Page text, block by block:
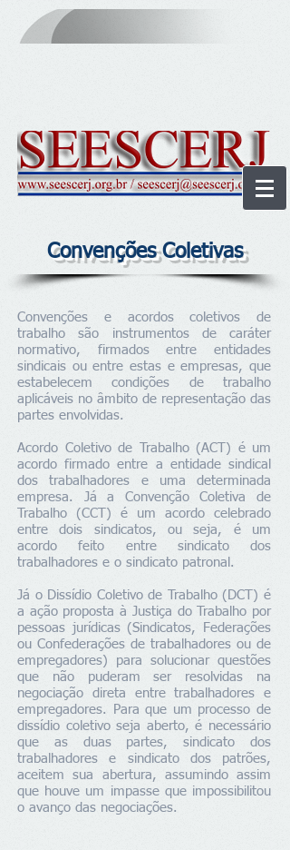
Convenções Coletivas
Convenções e acordos coletivos de
trabalho são instrumentos de caráter
normativo, firmados entre entidades
sindicais ou entre estas e empresas, que
estabelecem condições de trabalho
aplicáveis no âmbito de representação das
partes envolvidas.
Acordo Coletivo de Trabalho (ACT) é um
acordo firmado entre a entidade sindical
dos trabalhadores e uma determinada
empresa. Já a Convenção Coletiva de
Trabalho (CCT) é um acordo celebrado
entre dois sindicatos, ou seja, é um
acordo feito entre sindicato dos
trabalhadores e o sindicato patronal.
Já o Dissídio Coletivo de Trabalho (DCT) é
a ação proposta à Justiça do Trabalho por
pessoas jurídicas (Sindicatos, Federações
ou Confederações de trabalhadores ou de
empregadores) para solucionar questões
que não puderam ser resolvidas na
negociação direta entre trabalhadores e
empregadores. Para que um processo de
dissídio coletivo seja aberto, é necessário
que as duas partes, sindicato dos
trabalhadores e sindicato dos patrões,
aceitem sua abertura, assumindo assim
que houve um impasse que impossibilitou
o avanço das negociações.